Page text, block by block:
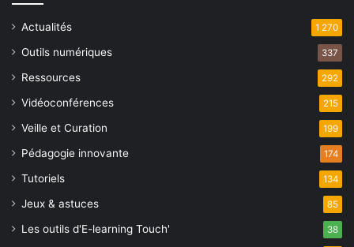
Actualités 1 270
Outils numériques 337
Ressources 292
Vidéoconférences 215
Veille et Curation 199
Pédagogie innovante 174
Tutoriels 134
Jeux & astuces 85
Les outils d'E-learning Touch' 38